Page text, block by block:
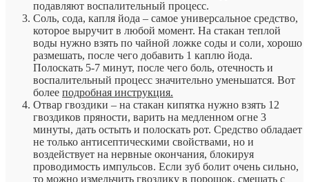
подавляют воспалительный процесс.
Соль, сода, капля йода – самое универсальное средство,
которое выручит в любой момент. На стакан теплой
воды нужно взять по чайной ложке соды и соли, хорошо
размешать, после чего добавить 1 каплю йода.
Полоскать 5-7 минут, после чего боль, отечность и
воспалительный процесс значительно уменьшатся. Вот
более подробная инструкция.
Отвар гвоздики – на стакан кипятка нужно взять 12
гвоздиков пряности, варить на медленном огне 3
минуты, дать остыть и полоскать рот. Средство обладает
не только антисептическими свойствами, но и
воздействует на нервные окончания, блокируя
проводимость импульсов. Если зуб болит очень сильно,
то можно измельчить гвоздику в порошок, смешать с